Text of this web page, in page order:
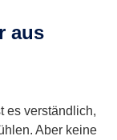
aus
es verständlich,
Aber keine